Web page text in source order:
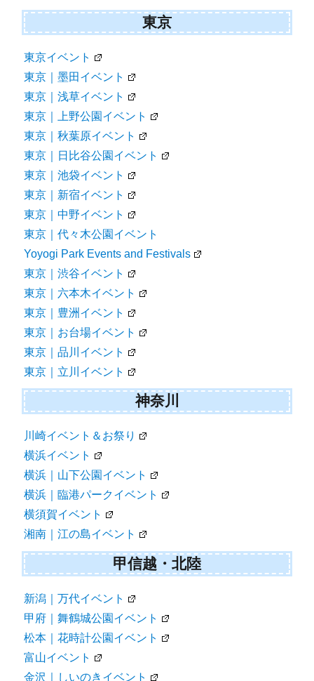
東京
東京イベント
東京｜墨田イベント
東京｜浅草イベント
東京｜上野公園イベント
東京｜秋葉原イベント
東京｜日比谷公園イベント
東京｜池袋イベント
東京｜新宿イベント
東京｜中野イベント
東京｜代々木公園イベント
Yoyogi Park Events and Festivals
東京｜渋谷イベント
東京｜六本木イベント
東京｜豊洲イベント
東京｜お台場イベント
東京｜品川イベント
東京｜立川イベント
神奈川
川崎イベント＆お祭り
横浜イベント
横浜｜山下公園イベント
横浜｜臨港パークイベント
横須賀イベント
湘南｜江の島イベント
甲信越・北陸
新潟｜万代イベント
甲府｜舞鶴城公園イベント
松本｜花時計公園イベント
富山イベント
金沢｜しいのきイベント